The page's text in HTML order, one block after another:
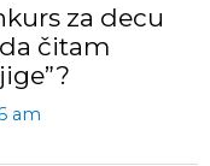
za decu
čitam
am